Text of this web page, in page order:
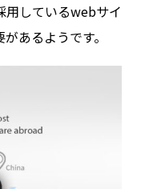
用しているwebサイ
あるようです。